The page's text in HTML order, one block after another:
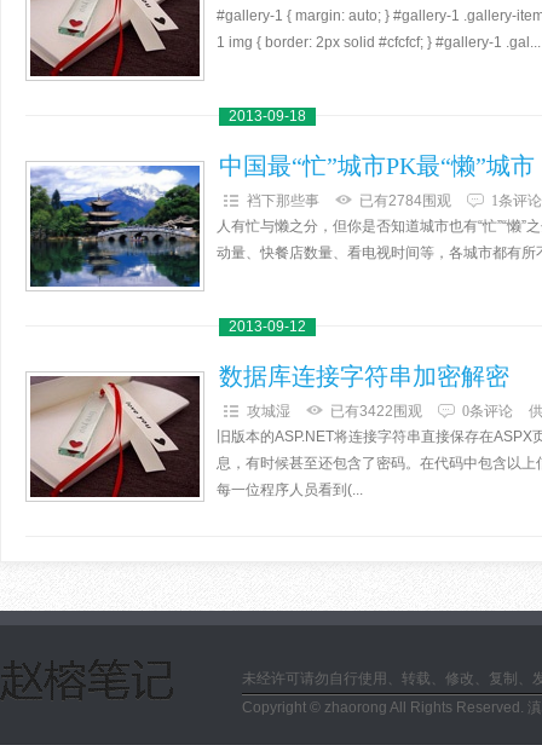
#gallery-1 { margin: auto; } #gallery-1 .gallery-
1 img { border: 2px solid #cfcfcf; } #gallery-1 .gal...
2013-09-18
中国最“忙”城市PK最“懒”城市
裆下那些事 已有2784围观
1条评论
人有忙与懒之分，但你是否知道城市也有“忙”“懒”
动量、快餐店数量、看电视时间等，各城市都有
2013-09-12
数据库连接字符串加密解密
攻城湿 已有3422围观 0条评论
旧版本的ASP.NET将连接字符串直接保存在
息，有时候甚至还包含了密码。在代码中包含以
每一位程序人员看到(...
未经许可请勿自行使用、转载、修改、复制
Copyright © zhaorong All Rights Reserved.